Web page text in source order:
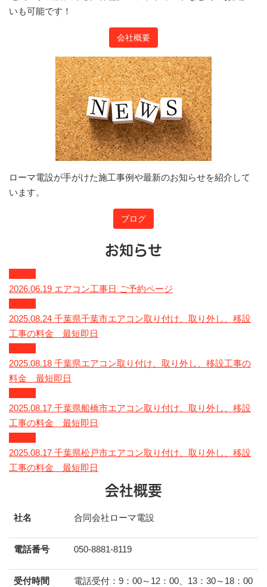
いも可能です！
会社概要
ローマ電設が手がけた施工事例や最新のお知らせを紹介して
います。
ブログ
お知らせ
2026.06.19 エアコン工事日 ご予約ページ
2025.08.24 千葉県千葉市エアコン取り付け、取り外し、移設
工事の料金 最短即日
2025.08.18 千葉県エアコン取り付け、取り外し、移設工事の
料金 最短即日
2025.08.17 千葉県船橋市エアコン取り付け、取り外し、移設
工事の料金 最短即日
2025.08.17 千葉県松戸市エアコン取り付け、取り外し、移設
工事の料金 最短即日
会社概要
社名 合同会社ローマ電設
電話番号 050-8881-8119
受付時間
電話受付：9：00～12：00、13：30～18：00